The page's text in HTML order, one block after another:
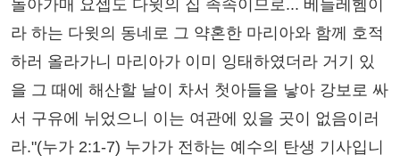
돌아가매 요셉도 다윗의 집 족속이므로... 베들레헴이
라 하는 다윗의 동네로 그 약혼한 마리아와 함께 호적
하러 올라가니 마리아가 이미 잉태하였더라 거기 있
을 그 때에 해산할 날이 차서 첫아들을 낳아 강보로 싸
서 구유에 뉘었으니 이는 여관에 있을 곳이 없음이러
라."(누가 2:1-7) 누가가 전하는 예수의 탄생 기사입니